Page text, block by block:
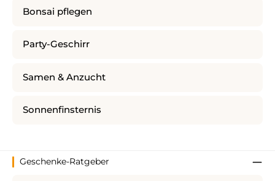
Bonsai pflegen
Party-Geschirr
Samen & Anzucht
Sonnenfinsternis
Geschenke-Ratgeber